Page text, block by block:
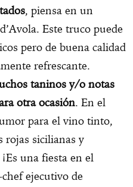
, piensa en un
Este truco puede
pero de buena calidad
refrescante.
taninos y/o notas
otra ocasión. En el
para el vino tinto,
rojas sicilianas y
una fiesta en el
ejecutivo de